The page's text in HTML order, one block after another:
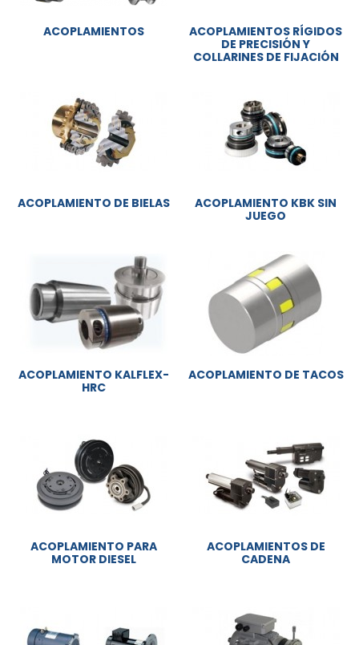
ACOPLAMIENTOS
ACOPLAMIENTOS RÍGIDOS
DE PRECISIÓN Y
COLLARINES DE FIJACIÓN
ACOPLAMIENTO DE BIELAS
ACOPLAMIENTO KBK SIN
JUEGO
ACOPLAMIENTO KALFLEX-
HRC
ACOPLAMIENTO DE TACOS
ACOPLAMIENTO PARA
MOTOR DIESEL
ACOPLAMIENTOS DE
CADENA